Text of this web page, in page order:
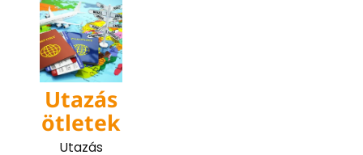
content
Utazás
ötletek
Utazás